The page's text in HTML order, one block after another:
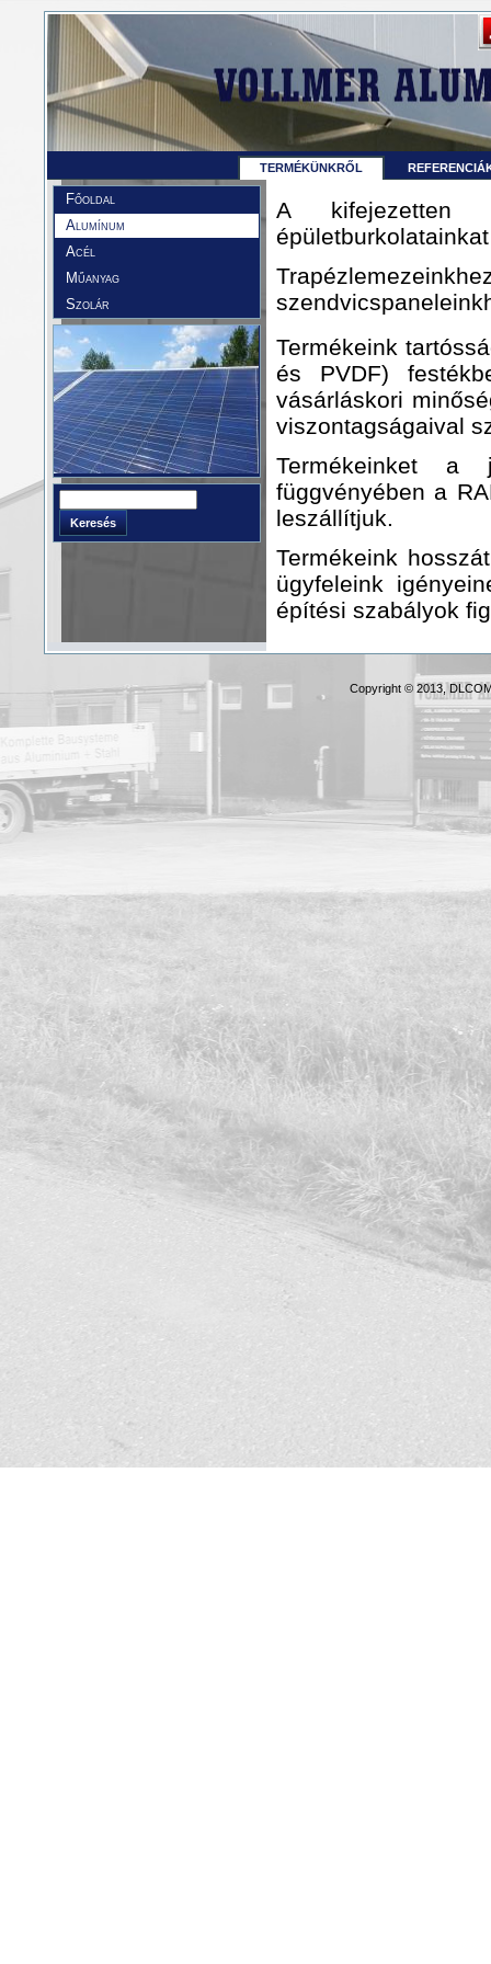
TERMÉKÜNKRŐL
Főoldal
Alumínum
Acél
Műanyag
Szolár
Keresés
A kifejezetten
Termékeink
és PVDF)
vásárláskori
viszontagságaival
Termékeinket a
függvényében a
leszállítjuk.
Termékeink
ügyfeleink
építési szabályok
Copyright © 2013,